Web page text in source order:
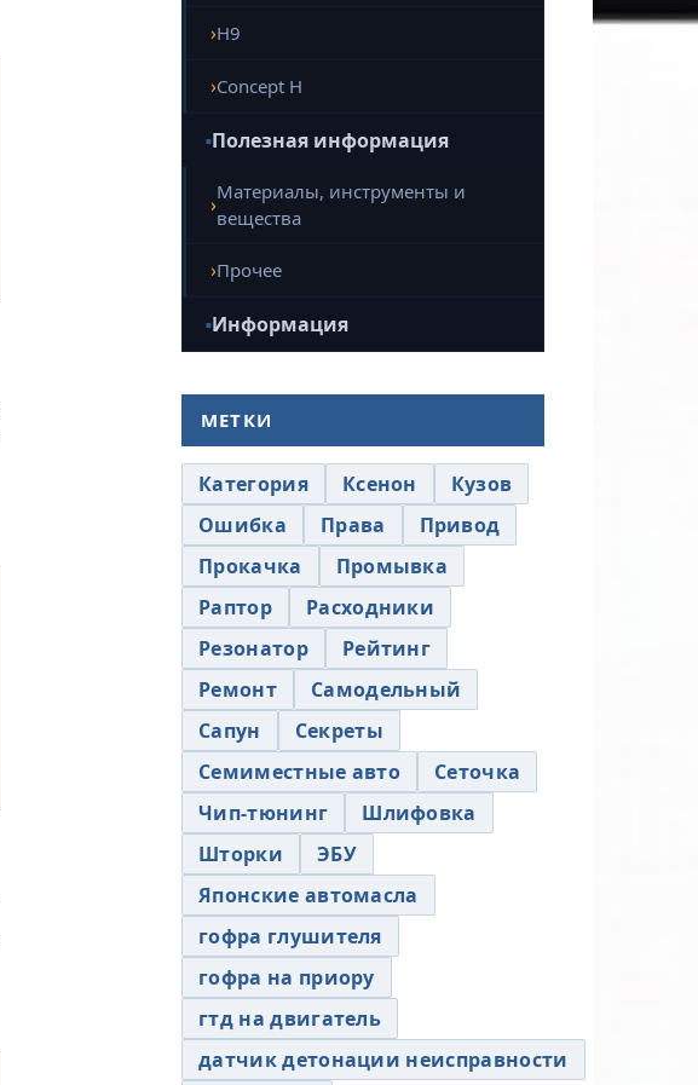
H9
Concept H
Полезная информация
Материалы, инструменты и
вещества
Прочее
Информация
МЕТКИ
Категория Ксенон
Кузов
Ошибка
Права
Привод
Прокачка
Промывка
Раптор
Расходники
Резонатор
Рейтинг
Ремонт
Самодельный
Сапун
Секреты
Семиместные авто
Сеточка
Чип-тюнинг
Шлифовка
Шторки
ЭБУ
Японские автомасла
гофра глушителя
гофра на приору
гтд на двигатель
датчик детонации неисправности